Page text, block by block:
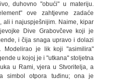
duhovno "obući" u materiju.
ove zahtjevne zadaće
ali i najuspješnijim. Naime, kipar
Dive Grabovčeve koji je
i čija snaga upravo i dolazi
Modelirao je lik koji "asimilira"
u kojoj je i "utkana" stoljetna
u Rami, vjera u Stvoritelja, a
simbol otpora tuđinu; ona je